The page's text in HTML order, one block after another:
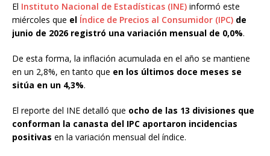
El Instituto Nacional de Estadísticas (INE) informó este
miércoles que el Índice de Precios al Consumidor (IPC) de
junio de 2026 registró una variación mensual de 0,0%.
De esta forma, la inflación acumulada en el año se mantiene
en un 2,8%, en tanto que en los últimos doce meses se
sitúa en un 4,3%.
El reporte del INE detalló que ocho de las 13 divisiones que
conforman la canasta del IPC aportaron incidencias
positivas en la variación mensual del índice.